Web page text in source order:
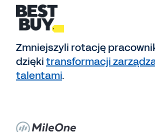
Zmniejszyli rotację
dziękitransformacji
talentami.